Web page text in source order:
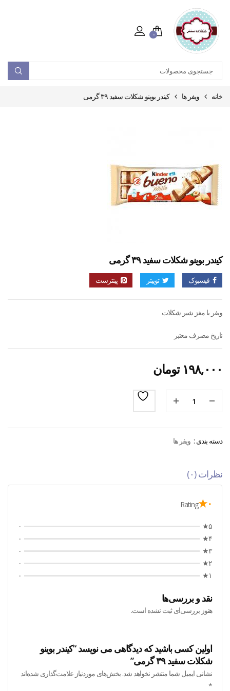
۰
خانه ویفر ها کیندر بوینو شکلات سفید ۳۹ گرمی
کیندر بوینو شکلات سفید ۳۹ گرمی
فیسبوک توییتر پینترست
ویفر با مغز شیر شکلات
تاریخ مصرف معتبر
۱۹۸,۰۰۰ تومان
دسته بندی : ویفر ها
نظرات (۰)
۰★ Rating
۵★
۰
۴★
۰
۳★
۰
۲★
۰
۱★
۰
نقد و بررسی‌ها
هنوز بررسی‌ای ثبت نشده است.
اولین کسی باشید که دیدگاهی می نویسد “کیندر بوینو
شکلات سفید ۳۹ گرمی”
نشانی ایمیل شما منتشر نخواهد شد. بخش‌های موردنیاز علامت‌گذاری شده‌اند
*